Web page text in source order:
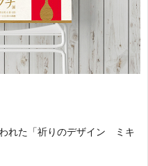
れた「祈りのデザイン ミキ